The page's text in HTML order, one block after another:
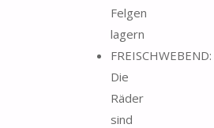
Felgen
lagern
FREISCHWEBEND:
Die
Räder
sind